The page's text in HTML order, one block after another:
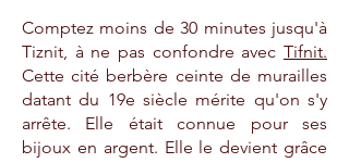
Comptez moins de 30 minutes jusqu'à
Tiznit, à ne pas confondre avec Tifnit.
Cette cité berbère ceinte de murailles
datant du 19e siècle mérite qu'on s'y
arrête. Elle était connue pour ses
bijoux en argent. Elle le devient grâce